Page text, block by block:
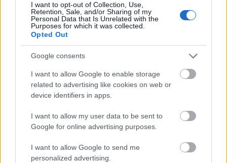
I want to opt-out of Collection, Use,
Retention, Sale, and/or Sharing of my
Personal Data that Is Unrelated with the
Purposes for which it was collected.
Opted Out
Google consents
I want to allow Google to enable storage
related to advertising like cookies on web or
device identifiers in apps.
I want to allow my user data to be sent to
Google for online advertising purposes.
I want to allow Google to send me
personalized advertising.
Tragédiája, hogy őszinte pillanata okozza
halálát. Amikor lehull a lepel az addig erősnek
hitt nőről és igazán sebezhető és szeretetre
éhes - akkor válik a gyilkos áldozatává.
rész elveszti a tempóját. Apróbb jelenetek
törik meg az első felvonás lendületét, elveszti
az ívét a produkció. Belép egy plusz nőalak,
előadásból.
A figura nincs belekomponálva a játékba, és a
haláluk előtti (ő is Hasfelmetsző áldozata